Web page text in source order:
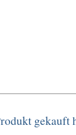
gekauft